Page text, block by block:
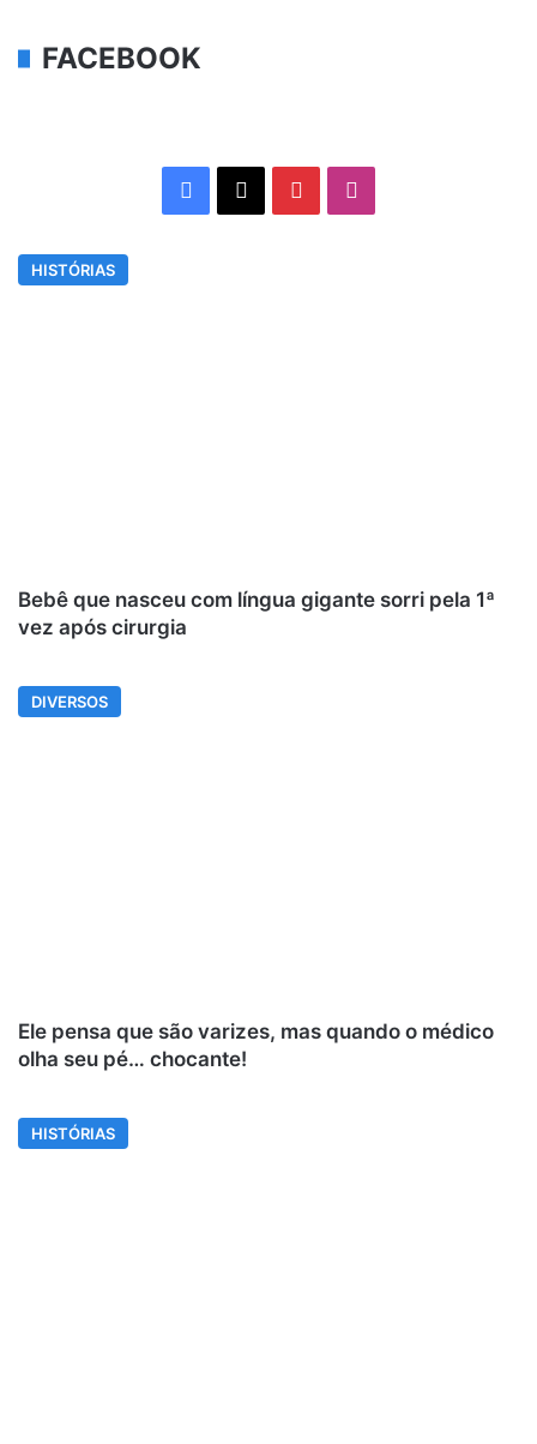
FACEBOOK
Facebook
X Pinterest
HISTÓRIAS
Bebê que nasceu com língua gigante sorri pela 1ª
vez após cirurgia
DIVERSOS
Ele pensa que são varizes, mas quando o médico
olha seu pé… chocante!
HISTÓRIAS